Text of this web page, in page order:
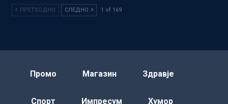
ПРЕТХОДНО СЛЕДНО 1 of 169
Промо Магазин Здравје
Спорт Импресум Хумор